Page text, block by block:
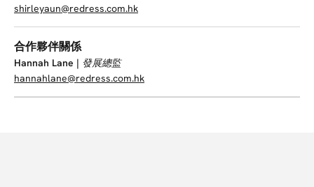
shirleyaun@redress.com.hk
合作夥伴關係
Hannah Lane | 發展總監
hannahlane@redress.com.hk